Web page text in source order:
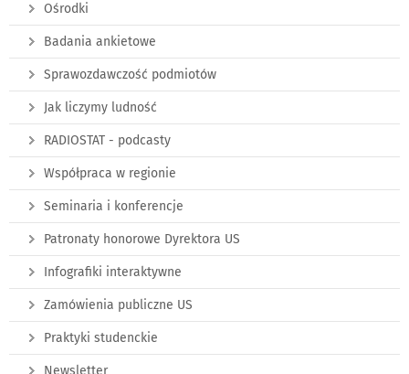
Ośrodki
Badania ankietowe
Sprawozdawczość podmiotów
Jak liczymy ludność
RADIOSTAT - podcasty
Współpraca w regionie
Seminaria i konferencje
Patronaty honorowe Dyrektora US
Infografiki interaktywne
Zamówienia publiczne US
Praktyki studenckie